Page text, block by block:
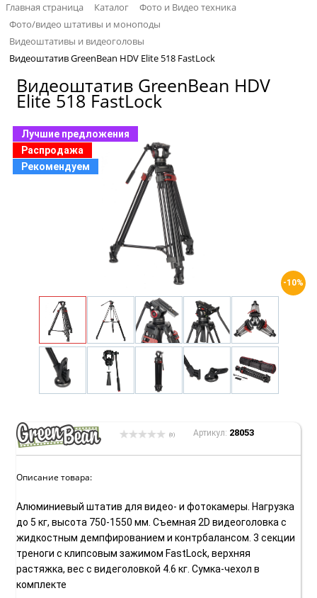
Главная страница Каталог
Фото и Видео техника
Фото/видео штативы и моноподы
Видеоштативы и видеоголовы
Видеоштатив GreenBean HDV Elite 518 FastLock
Видеоштатив GreenBean HDV
Elite 518 FastLock
Лучшие предложения
Распродажа
Рекомендуем
-10%
(0) Артикул: 28053
Описание товара:
Алюминиевый штатив для видео- и фотокамеры. Нагрузка
до 5 кг, высота 750-1550 мм. Съемная 2D видеоголовка с
жидкостным демпфированием и контрбалансом. 3 секции
треноги с клипсовым зажимом FastLock, верхняя
растяжка, вес с видеголовкой 4.6 кг. Сумка-чехол в
комплекте